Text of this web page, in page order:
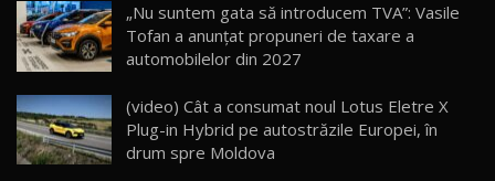
30:08
Noul Geely EX5 EM-i care a cucerit Moldova
AutoBlog.MD
23:36
20
Noul ZEEKR 7X / Test Drive AutoBlog.MD
29:08
„Nu suntem gata să introducem TVA”: Vasile
Tofan a anunțat propuneri de taxare a
automobilelor din 2027
(video) Cât a consumat noul Lotus Eletre X
Plug-in Hybrid pe autostrăzile Europei, în
drum spre Moldova